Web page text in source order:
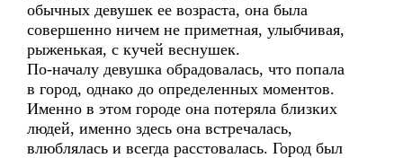
обычных девушек ее возраста, она была
совершенно ничем не приметная, улыбчивая,
рыженькая, с кучей веснушек.
По-началу девушка обрадовалась, что попала
в город, однако до определенных моментов.
Именно в этом городе она потеряла близких
людей, именно здесь она встречалась,
влюблялась и всегда расстовалась. Город был